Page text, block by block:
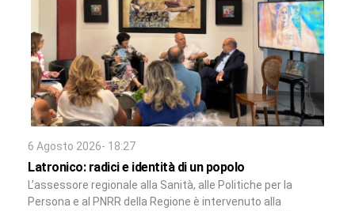
6 Agosto 2026- 18:27
Latronico: radici e identità di un popolo
L’assessore regionale alla Sanità, alle Politiche per la
Persona e al PNRR della Regione è intervenuto alla